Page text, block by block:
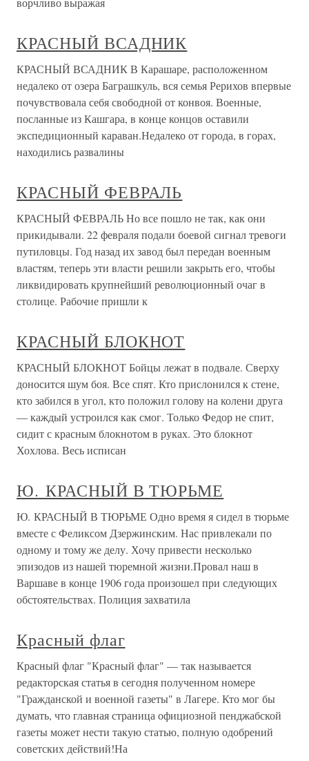
КРАСНЫЙ ВСАДНИК
КРАСНЫЙ ВСАДНИК В Карашаре, расположенном
недалеко от озера Баграшкуль, вся семья Рерихов впервые
почувствовала себя свободной от конвоя. Военные,
посланные из Кашгара, в конце концов оставили
экспедиционный караван.Недалеко от города, в горах,
находились развалины
КРАСНЫЙ ФЕВРАЛЬ
КРАСНЫЙ ФЕВРАЛЬ Но все пошло не так, как они
прикидывали. 22 февраля подали боевой сигнал тревоги
путиловцы. Год назад их завод был передан военным
властям, теперь эти власти решили закрыть его, чтобы
ликвидировать крупнейший революционный очаг в
столице. Рабочие пришли к
КРАСНЫЙ БЛОКНОТ
КРАСНЫЙ БЛОКНОТ Бойцы лежат в подвале. Сверху
доносится шум боя. Все спят. Кто прислонился к стене,
кто забился в угол, кто положил голову на колени друга
— каждый устроился как смог. Только Федор не спит,
сидит с красным блокнотом в руках. Это блокнот
Хохлова. Весь исписан
Ю. КРАСНЫЙ В ТЮРЬМЕ
Ю. КРАСНЫЙ В ТЮРЬМЕ Одно время я сидел в тюрьме
вместе с Феликсом Дзержинским. Нас привлекали по
одному и тому же делу. Хочу привести несколько
эпизодов из нашей тюремной жизни.Провал наш в
Варшаве в конце 1906 года произошел при следующих
обстоятельствах. Полиция захватила
Красный флаг
Красный флаг "Красный флаг" — так называется
редакторская статья в сегодня полученном номере
"Гражданской и военной газеты" в Лагере. Кто мог бы
думать, что главная страница официозной пенджабской
газеты может нести такую статью, полную одобрений
советских действий!На